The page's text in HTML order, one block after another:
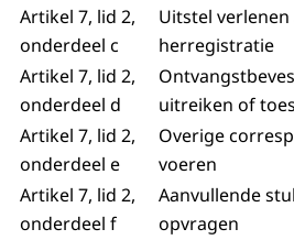
Artikel 7, lid 2,
onderdeel c
Uitstel verlenen
herregistratie
Artikel 7, lid 2,
onderdeel d
uitreiken of
Artikel 7, lid 2,
onderdeel e
Overige
voeren
Artikel 7, lid 2,
onderdeel f
Aanvullende
opvragen